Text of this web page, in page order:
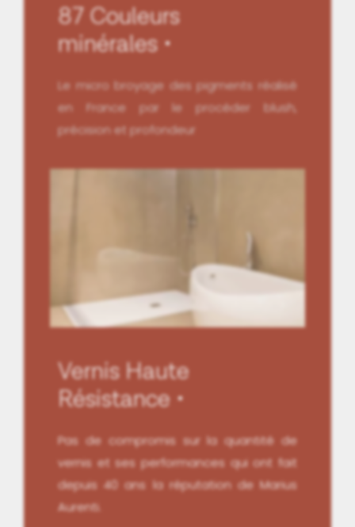
87 Couleurs
minérales
Le micro broyage des pigments réalisé
en France par le procéder blush,
précision et profondeur
Vernis Haute
Résistance
Pas de compromis sur la quantité de
vernis et ses performances qui ont fait
depuis 40 ans la réputation de Marius
Aurenti.